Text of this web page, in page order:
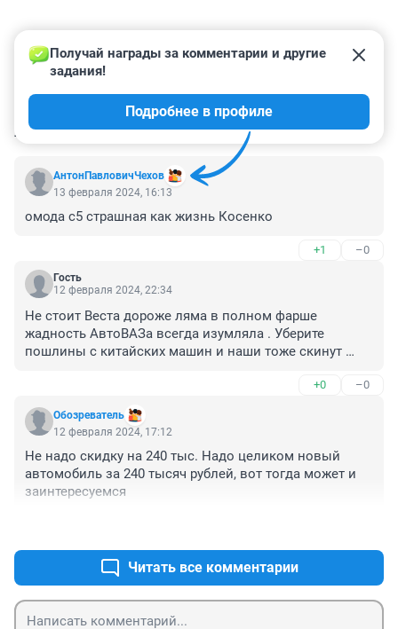
КОММЕНТАРИИ 141
АнтонПавловичЧехов
Получай награды за комментарии и другие
задания!
Подробнее в профиле
13 февраля 2024, 16:13
омода с5 страшная как жизнь Косенко
+1 –0
Гость
12 февраля 2024, 22:34
Не стоит Веста дороже ляма в полном фарше
жадность АвтоВАЗа всегда изумляла . Уберите
пошлины с китайских машин и наши тоже скинут
+0 –0
Обозреватель
12 февраля 2024, 17:12
Не надо скидку на 240 тыс. Надо целиком новый
автомобиль за 240 тысяч рублей, вот тогда может и
заинтересуемся
Читать все комментарии